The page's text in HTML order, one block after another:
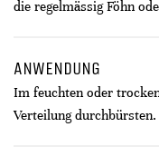
die regelmässig Föhn
ANWENDUNG
Im feuchten oder
Verteilung